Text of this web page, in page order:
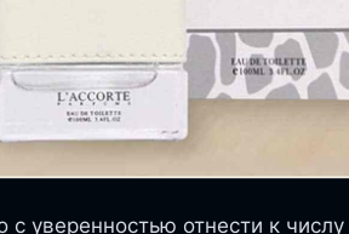
с уверенностью отнести к